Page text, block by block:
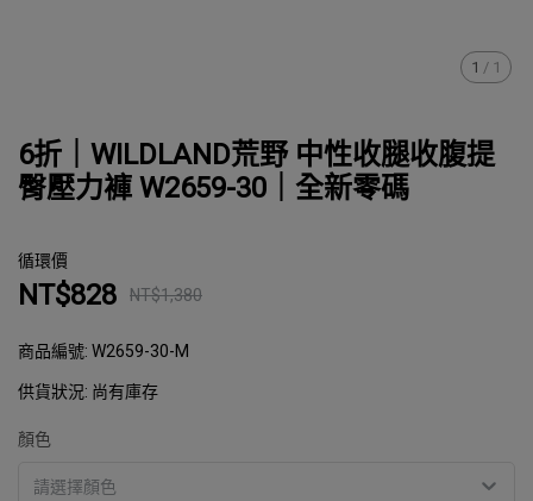
1 / 1
6折｜WILDLAND荒野 中性收腿收腹提
臀壓力褲 W2659-30｜全新零碼
循環價
NT$828 NT$1,380
商品編號:W2659-30-M
供貨狀況: 尚有庫存
顏色
請選擇顏色